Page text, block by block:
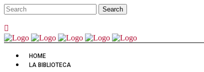
HOME
LA BIBLIOTECA